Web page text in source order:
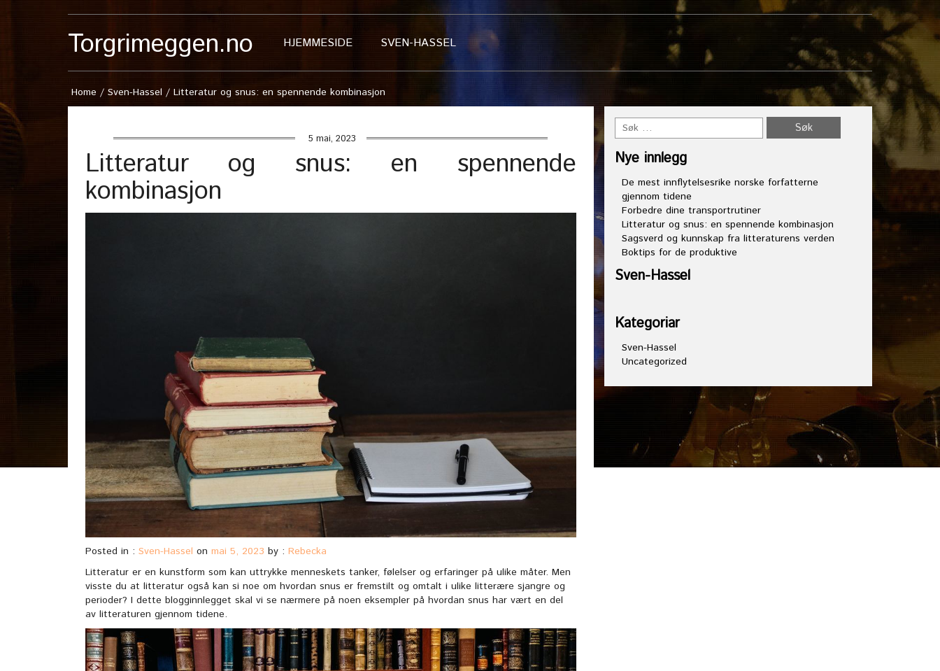
Torgrimeggen.no HJEMMESIDE SVEN-HASSEL
Home / Sven-Hassel / Litteratur og snus: en spennende kombinasjon
5 mai, 2023
Litteratur og snus: en spennende
kombinasjon
Posted in : Sven-Hassel on mai 5, 2023 by : Rebecka
Litteratur er en kunstform som kan uttrykke menneskets tanker, følelser og erfaringer på ulike måter. Men
visste du at litteratur også kan si noe om hvordan snus er fremstilt og omtalt i ulike litterære sjangre og
perioder? I dette blogginnlegget skal vi se nærmere på noen eksempler på hvordan snus har vært en del
av litteraturen gjennom tidene.
Nye innlegg
De mest innflytelsesrike norske forfatterne
gjennom tidene
Forbedre dine transportrutiner
Litteratur og snus: en spennende kombinasjon
Sagsverd og kunnskap fra litteraturens verden
Boktips for de produktive
Sven-Hassel
Kategoriar
Sven-Hassel
Uncategorized